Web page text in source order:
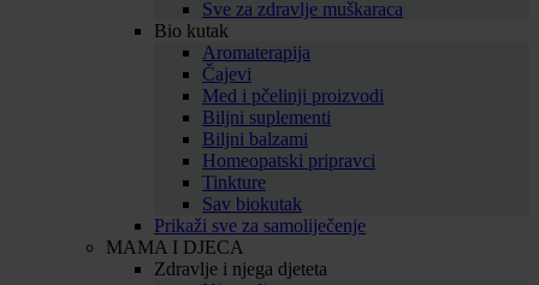
Sve za zdravlje muškaraca
Bio kutak
Aromaterapija
Čajevi
Med i pčelinji proizvodi
Biljni suplementi
Biljni balzami
Homeopatski pripravci
Tinkture
Sav biokutak
Prikaži sve za samoliječenje
MAMA I DJECA
Zdravlje i njega djeteta